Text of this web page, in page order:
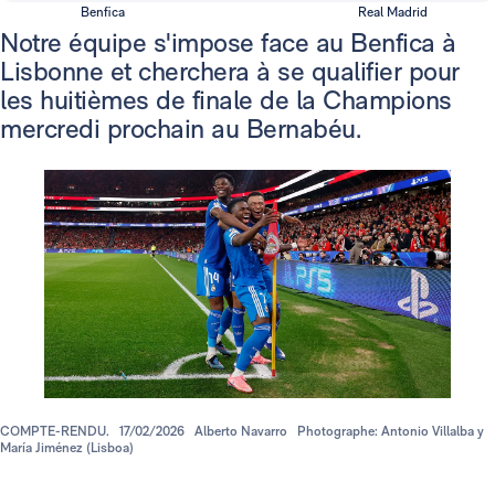
Benfica Real Madrid
Notre équipe s'impose face au Benfica à
Lisbonne et cherchera à se qualifier pour
les huitièmes de finale de la Champions
mercredi prochain au Bernabéu.
COMPTE-RENDU. 17/02/2026 Alberto Navarro
Photographe: Antonio Villalba y
María Jiménez (Lisboa)